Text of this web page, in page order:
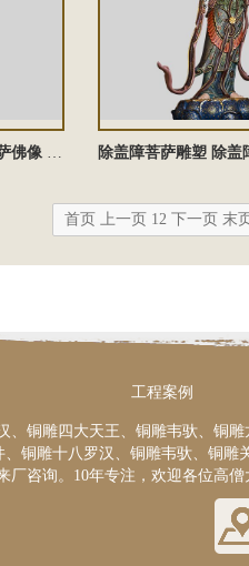
首页 上一页 1 2 下一页 末页
工程案例
铜雕四大天王、铜雕韦驮、铜
铜雕十八罗汉、铜雕韦驮、铜
咨询。10年专注，欢迎各位高僧